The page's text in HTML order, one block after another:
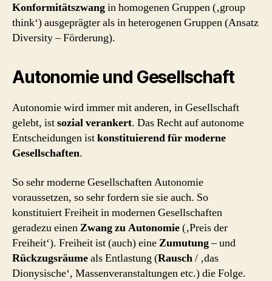
Konformitätszwangin homogenen Gruppen (‚group
think‘) ausgeprägter als in heterogenen Gruppen (Ansatz
Diversity – Förderung).
Autonomie und Gesellschaft
Autonomie wird immer mit anderen, in Gesellschaft
gelebt, istsozial verankert. Das Recht auf autonome
Entscheidungen istkonstituierend für moderne
Gesellschaften.
So sehr moderne Gesellschaften Autonomie
voraussetzen, so sehr fordern sie sie auch. So
konstituiert Freiheit in modernen Gesellschaften
geradezu einenZwang zu Autonomie(‚Preis der
Freiheit‘). Freiheit ist (auch) eineZumutung– und
Rückzugsräumeals Entlastung (Rausch/ ‚das
Dionysische‘, Massenveranstaltungen etc.) die Folge.